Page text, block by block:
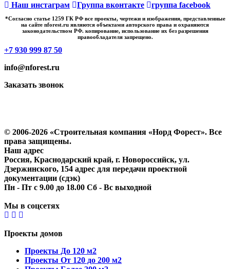
Наш инстаграм Группа вконтакте группа facebook
*Cогласно статье 1259 ГК РФ все проекты, чертежи и изображения, представленные
на сайте nforest.ru являются объектами авторского права и охраняются
законодательством РФ. копирование, использование их без разрешения
правообладателя запрещено.
+7 930 999 87 50
info@nforest.ru
Заказать звонок
© 2006-2026 «Строительная компания «Норд Форест». Все
права защищены.
Наш адрес
Россия, Краснодарский край, г. Новороссийск, ул.
Дзержинского, 154 адрес для передачи проектной
документации (сдэк)
Пн - Пт с 9.00 до 18.00 Сб - Вс выходной
Мы в соцсетях
Проекты домов
Проекты До 120 м2
Проекты От 120 до 200 м2